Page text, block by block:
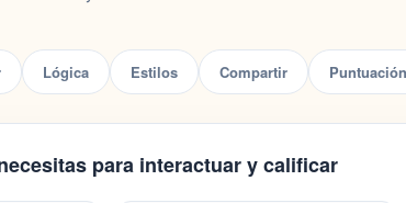
Lógica Estilos Compartir Puntuación
para interactuar y calificar